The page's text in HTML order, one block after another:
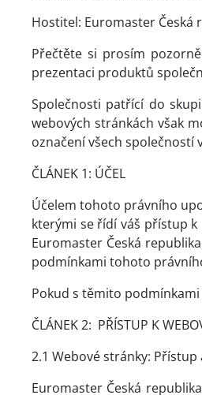
Hostitel: Euromaster Česká
Přečtěte si prosím
prezentaci produktů
Společnosti patřící do
webových stránkách však
označení všech společností
ČLÁNEK 1: ÚČEL
Účelem tohoto právního
kterými se řídí váš přístup
Euromaster Česká
podmínkami tohoto
Pokud s těmito
ČLÁNEK 2: PŘÍSTUP K
2.1 Webové stránky:
Euromaster Česká